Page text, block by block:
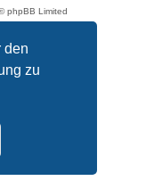
den
zu
phpBB Limited